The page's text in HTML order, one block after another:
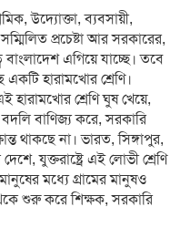
উদ্যোক্তা, ব্যবসায়ী,
প্রচেষ্টা আর সরকারের,
এগিয়ে যাচ্ছে। তবে
হারামখোর শ্রেণি।
শ্রেণি ঘুষ খেয়ে,
বদলি বাণিজ্য করে, সরকারি
থাকছে না। ভারত, সিঙ্গাপুর,
যুক্তরাষ্ট্রে এই লোভী শ্রেণি
মধ্যে গ্রামের মানুষও
শুরু করে শিক্ষক, সরকারি